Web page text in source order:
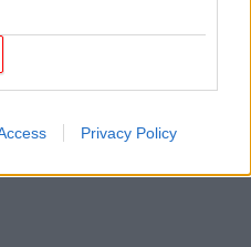
Privacy Policy